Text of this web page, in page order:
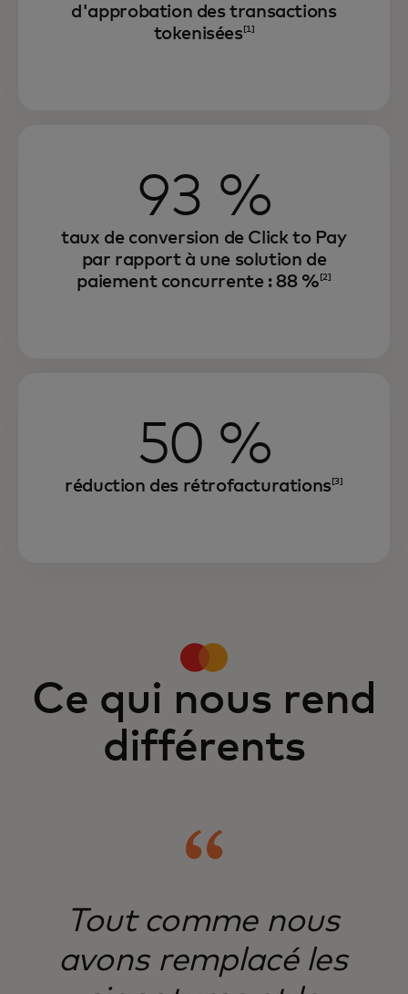
d'approbation des transactions
tokenisées [1]
93 %
taux de conversion de Click to Pay
par rapport à une solution de
paiement concurrente : 88 % [2]
50 %
réduction des rétrofacturations [3]
Ce qui nous rend
différents
Tout comme nous
avons remplacé les